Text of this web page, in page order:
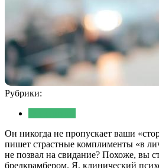
Рубрики:
Он никогда не пропускает ваши
пишет страстные комплименты «в
не позвал на свидание? Похоже, вы
бредкрамбером. Я, клинический